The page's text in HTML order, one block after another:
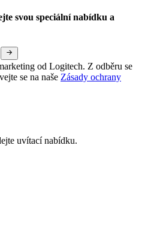
svou speciální nabídku a
od Logitech. Z odběru se
se na naše Zásady ochrany
uvítací nabídku.